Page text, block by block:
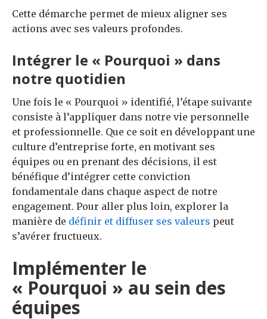
Cette démarche permet de mieux aligner ses
actions avec ses valeurs profondes.
Intégrer le « Pourquoi » dans
notre quotidien
Une fois le « Pourquoi » identifié, l’étape suivante
consiste à l’appliquer dans notre vie personnelle
et professionnelle. Que ce soit en développant une
culture d’entreprise forte, en motivant ses
équipes ou en prenant des décisions, il est
bénéfique d’intégrer cette conviction
fondamentale dans chaque aspect de notre
engagement. Pour aller plus loin, explorer la
manière de définir et diffuser ses valeurs peut
s’avérer fructueux.
Implémenter le
« Pourquoi » au sein des
équipes